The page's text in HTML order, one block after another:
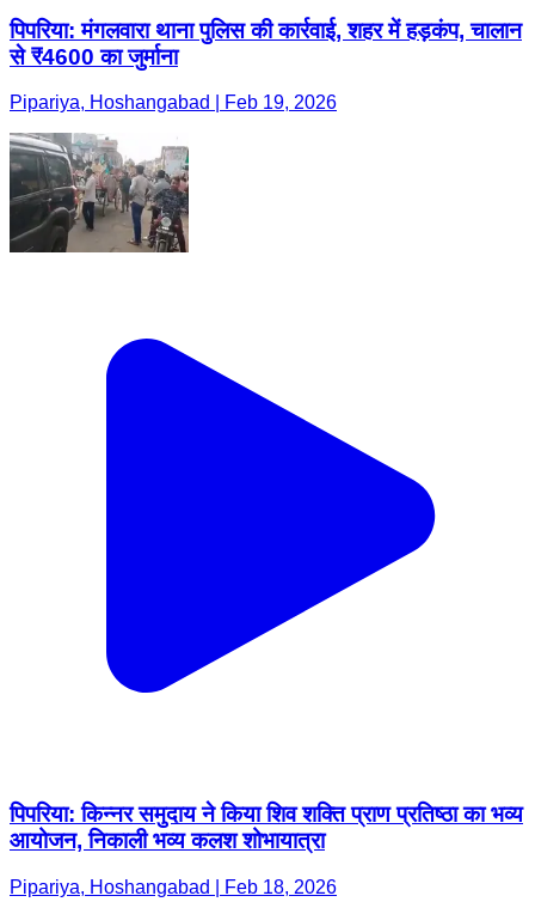
पिपरिया: मंगलवारा थाना पुलिस की कार्रवाई, शहर में हड़कंप, चालान
से ₹4600 का जुर्माना
Pipariya, Hoshangabad | Feb 19, 2026
पिपरिया: किन्नर समुदाय ने किया शिव शक्ति प्राण प्रतिष्ठा का भव्य
आयोजन, निकाली भव्य कलश शोभायात्रा
Pipariya, Hoshangabad | Feb 18, 2026